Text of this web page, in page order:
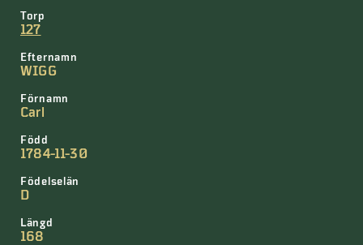
Torp
127
Efternamn
WIGG
Förnamn
Carl
Född
1784-11-30
Födelselän
D
Längd
168